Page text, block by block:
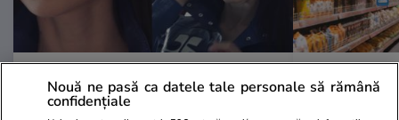
Smart is the new chic: Cum ne
ajută tehnologia să ne reinventăm
Înscrie-te
Nouă ne pasă ca datele tale personale să rămână
confidențiale